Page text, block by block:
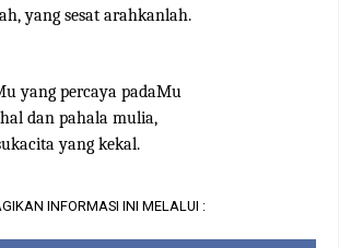
yang sesat arahkanlah.
yang percaya padaMu
dan pahala mulia,
yang kekal.
INFORMASI INI MELALUI :